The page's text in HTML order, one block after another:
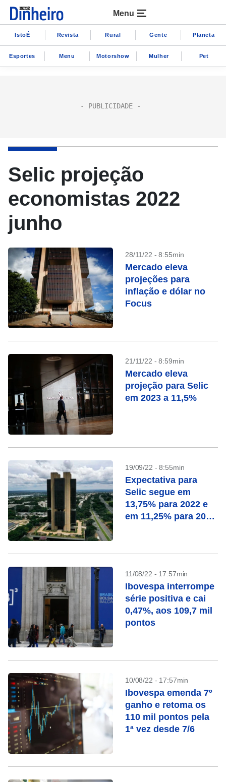
Menu
IstoÉ Revista Rural Gente Planeta
Esportes Menu Motorshow Mulher Pet
Selic projeção
economistas 2022
junho
28/11/22 - 8:55min
Mercado eleva
projeções para
inflação e dólar no
Focus
21/11/22 - 8:59min
Mercado eleva
projeção para Selic
em 2023 a 11,5%
19/09/22 - 8:55min
Expectativa para
Selic segue em
13,75% para 2022 e
em 11,25% para 2023
11/08/22 - 17:57min
Ibovespa interrompe
série positiva e cai
0,47%, aos 109,7 mil
pontos
10/08/22 - 17:57min
Ibovespa emenda 7º
ganho e retoma os
110 mil pontos pela
1ª vez desde 7/6